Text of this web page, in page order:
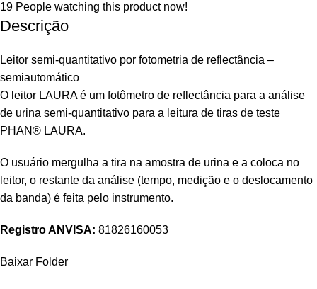
19 People watching this product now!
Descrição
Leitor semi-quantitativo por fotometria de reflectância –
semiautomático
O leitor LAURA é um fotômetro de reflectância para a análise
de urina semi-quantitativo para a leitura de tiras de teste
PHAN® LAURA.
O usuário mergulha a tira na amostra de urina e a coloca no
leitor, o restante da análise (tempo, medição e o deslocamento
da banda) é feita pelo instrumento.
Registro ANVISA: 81826160053
Baixar Folder